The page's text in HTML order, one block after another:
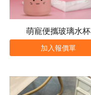
萌寵便攜玻璃水杯
加入報價單